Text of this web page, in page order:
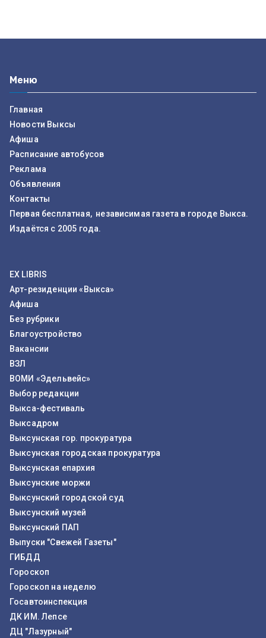
Меню
Главная
Новости Выксы
Афиша
Расписание автобусов
Реклама
Объявления
Контакты
Первая бесплатная, независимая газета в городе Выкса.
Издаётся с 2005 года.
EX LIBRIS
Арт-резиденции «Выкса»
Афиша
Без рубрики
Благоустройство
Вакансии
ВЗЛ
ВОМИ «Эдельвейс»
Выбор редакции
Выкса-фестиваль
Выксадром
Выксунская гор. прокуратура
Выксунская городская прокуратура
Выксунская епархия
Выксунские моржи
Выксунский городской суд
Выксунский музей
Выксунский ПАП
Выпуски "Свежей Газеты"
ГИБДД
Гороскоп
Гороскоп на неделю
Госавтоинспекция
ДК ИМ. Лепсе
ДЦ "Лазурный"